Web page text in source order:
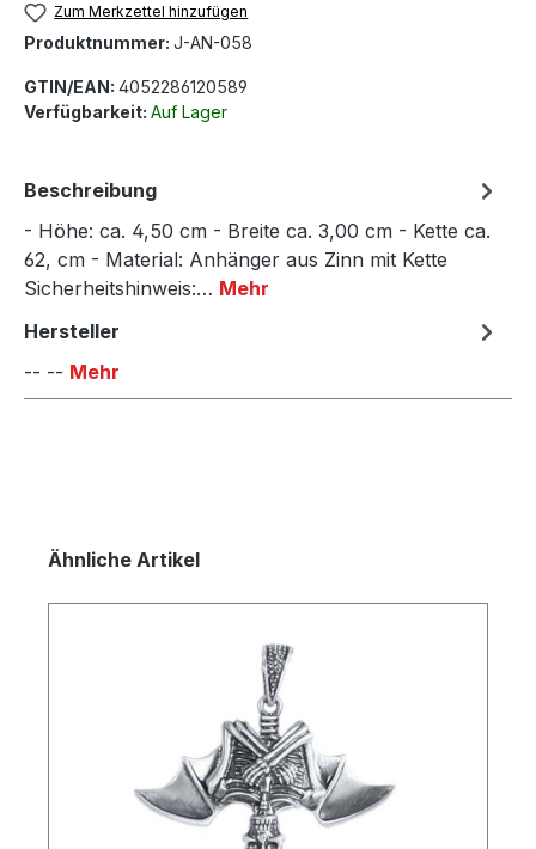
Zum Merkzettel hinzufügen
Produktnummer: J-AN-058
GTIN/EAN: 4052286120589
Verfügbarkeit: Auf Lager
Beschreibung
- Höhe: ca. 4,50 cm - Breite ca. 3,00 cm - Kette ca.
62, cm - Material: Anhänger aus Zinn mit Kette
Sicherheitshinweis:… Mehr
Hersteller
-- -- Mehr
Produktgalerie überspringen
Ähnliche Artikel